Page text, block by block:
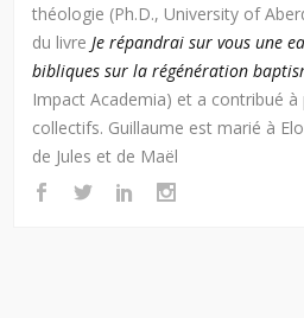
théologie (Ph.D., University of
du livre Je répandrai sur vous une
bibliques sur la régénération
Impact Academia) et a contribué à
collectifs. Guillaume est marié à
de Jules et de Maël